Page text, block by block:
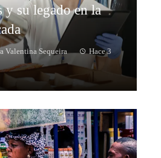
y su legado en la
Valentina Sequeira
Hace 3